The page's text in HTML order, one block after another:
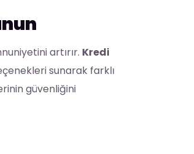
artırır. Kredi
sunarak farklı
güvenliğini